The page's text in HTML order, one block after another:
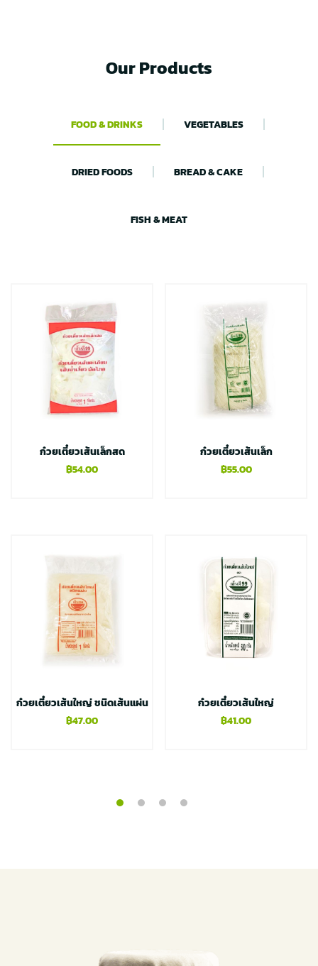
Our Products
FOOD & DRINKS VEGETABLES
DRIED FOODS BREAD & CAKE
FISH & MEAT
ก๋วยเตี๋ยวเส้นเล็กสด
฿54.00
ก๋วยเตี๋ยวเส้นใหญ่ ชนิดเส้นแผ่น
฿47.00
ก๋วยเตี๋ยวเส้นเล็ก
฿55.00
ก๋วยเตี๋ยวเส้นใหญ่
฿41.00